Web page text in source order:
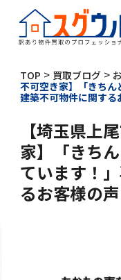
TOP > 買取ブログ >
不可空き家】「きち
建築不可物件に関する
【埼玉県上
家】「きち
ています！
るお客様の声